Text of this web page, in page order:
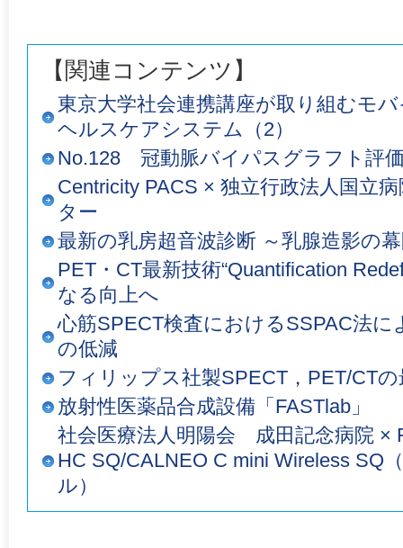
【関連コンテンツ】
東京大学社会連携講座が取り組むモ
ヘルスケアシステム（2）
No.128 冠動脈バイパスグラフト評
Centricity PACS × 独立行政法人国立
ター
最新の乳房超音波診断 ～乳腺造影の
PET・CT最新技術“Quantification
なる向上へ
心筋SPECT検査におけるSSPAC法
の低減
フィリップス社製SPECT，PET/CT
放射性医薬品合成設備「FASTlab」
社会医療法人明陽会 成田記念病院 ×
HC SQ/CALNEO C mini Wireless SQ
ル）